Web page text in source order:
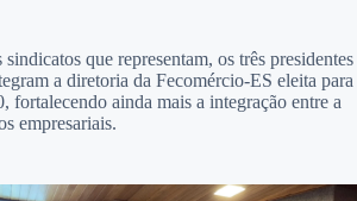
que representam, os três presidentes
a diretoria da Fecomércio-ES eleita para
fortalecendo ainda mais a integração entre a
empresariais.